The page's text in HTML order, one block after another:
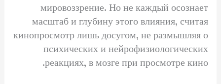
мировоззрение. Но не каждый осознает
масштаб и глубину этого влияния, считая
кинопросмотр лишь досугом, не размышляя о
психических и нейрофизиологических
реакциях, в мозге при просмотре кино.